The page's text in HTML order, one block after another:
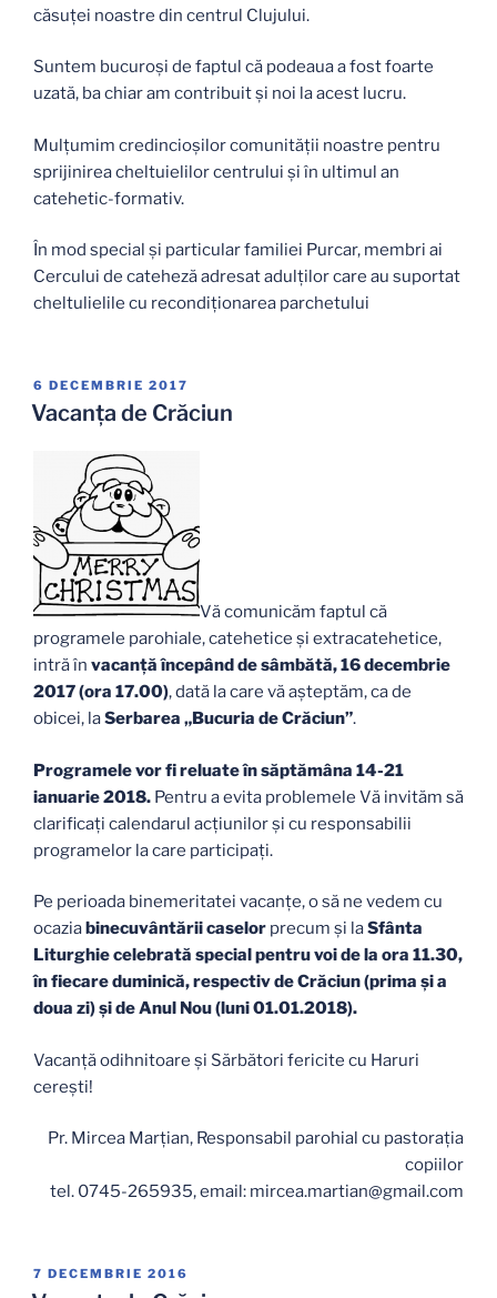
căsuței noastre din centrul Clujului.
Suntem bucuroși de faptul că podeaua a fost foarte
uzată, ba chiar am contribuit și noi la acest lucru.
Mulțumim credincioșilor comunității noastre pentru
sprijinirea cheltuielilor centrului și în ultimul an
catehetic-formativ.
În mod special și particular familiei Purcar, membri ai
Cercului de cateheză adresat adulților care au suportat
cheltulielile cu recondiționarea parchetului
PUBLICAT
PE
6 DECEMBRIE 2017
Vacanța de Crăciun
Vă comunicăm faptul că
programele parohiale, catehetice şi extracatehetice,
intră în vacanţă începând de sâmbătă, 16 decembrie
2017 (ora 17.00), dată la care vă așteptăm, ca de
obicei, laSerbarea „Bucuria de Crăciun”.
Programele vor fi reluate în săptămâna 14-21
ianuarie 2018. Pentru a evita problemele Vă invităm să
clarificați calendarul acțiunilor și cu responsabilii
programelor la care participați.
Pe perioada binemeritatei vacanțe, o să ne vedem cu
ocaziabinecuvântării caselor precum și laSfânta
Liturghie celebrată special pentru voi de la ora 11.30,
în fiecare duminică, respectiv de Crăciun (prima și a
doua zi) și de Anul Nou (luni 01.01.2018).
Vacanță odihnitoare și Sărbători fericite cu Haruri
cerești!
Pr. Mircea Marțian, Responsabil parohial cu pastoraţia
copiilor
tel. 0745-265935, email: mircea.martian@gmail.com
PUBLICAT
PE
7 DECEMBRIE 2016